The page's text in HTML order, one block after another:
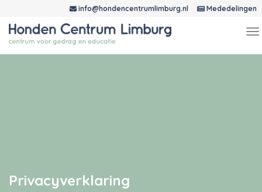
Overslaan
info@hondencentrumlimburg.nl Mededelingen
Privacyverklaring